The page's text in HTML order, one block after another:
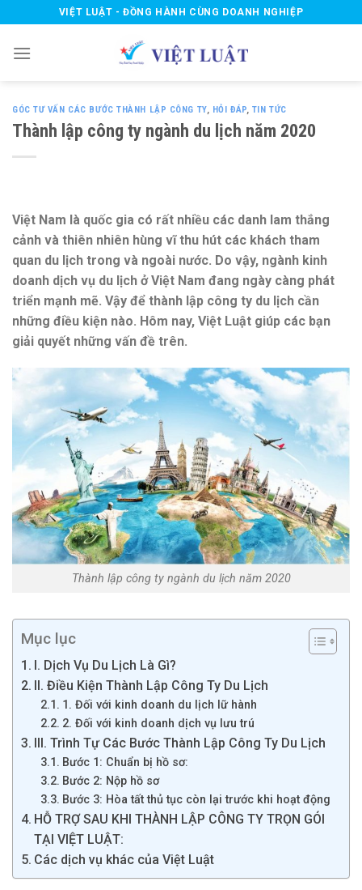
to
content
VIỆT LUẬT - ĐỒNG HÀNH CÙNG DOANH NGHIỆP
GÓC TƯ VẤN CÁC BƯỚC THÀNH LẬP CÔNG TY, HỎI ĐÁP, TIN TỨC
Thành lập công ty ngành du lịch năm 2020
Việt Nam là quốc gia có rất nhiều các danh lam thắng
cảnh và thiên nhiên hùng vĩ thu hút các khách tham
quan du lịch trong và ngoài nước. Do vậy, ngành kinh
doanh dịch vụ du lịch ở Việt Nam đang ngày càng phát
triển mạnh mẽ. Vậy để thành lập công ty du lịch cần
những điều kiện nào. Hôm nay, Việt Luật giúp các bạn
giải quyết những vấn đề trên.
Thành lập công ty ngành du lịch năm 2020
Mục lục
I. Dịch Vụ Du Lịch Là Gì?
II. Điều Kiện Thành Lập Công Ty Du Lịch
1. Đối với kinh doanh du lịch lữ hành
2. Đối với kinh doanh dịch vụ lưu trú
III. Trình Tự Các Bước Thành Lập Công Ty Du Lịch
Bước 1: Chuẩn bị hồ sơ:
Bước 2: Nộp hồ sơ
Bước 3: Hòa tất thủ tục còn lại trước khi hoạt động
HỖ TRỢ SAU KHI THÀNH LẬP CÔNG TY TRỌN GÓI
TẠI VIỆT LUẬT:
Các dịch vụ khác của Việt Luật